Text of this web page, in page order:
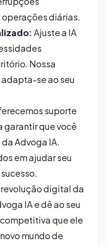
operações diárias.
Ajuste a IA
Nossa
se ao seu
suporte
que você
Advoga IA.
em ajudar seu
digital da
IA e dê ao seu
que ele
mundo de